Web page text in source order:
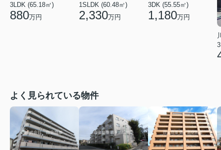
3LDK (65.18㎡)
880万円
1SLDK (60.48㎡)
2,330万円
3DK (55.55㎡)
1,180万円
よく見られている物件